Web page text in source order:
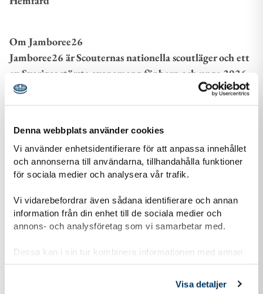
Denna webbplats använder cookies
Vi använder enhetsidentifierare för att anpassa innehållet
och annonserna till användarna, tillhandahålla funktioner
för sociala medier och analysera vår trafik.
Vi vidarebefordrar även sådana identifierare och annan
information från din enhet till de sociala medier och
annons- och analysföretag som vi samarbetar med.
Dessa kan i sin tur kombinera informationen med annan
information som du har tillhandahållit eller som de har
Visa detaljer
Om Jamboree26
Jamboree26 är Scouternas nationella scoutläger och ett
av Sveriges största evenemang för barn och unga 2026.
Lägret samlar omkring 17 000 deltagare och
genomförs i Norra Åsum utanför Kristianstad med
under temat Tillsammans.
Ladda ner
Kopia av Bilder Kungen 80 år.jpg
Ladda ned bild (JPG 376.1 KB)